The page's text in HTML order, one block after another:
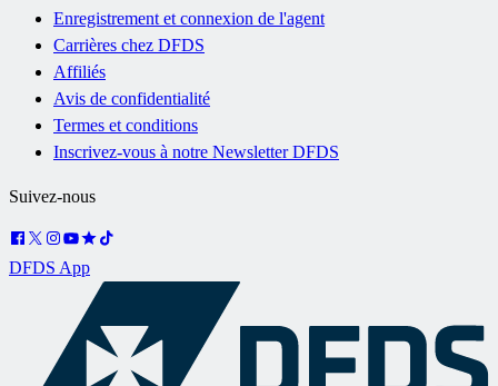
Enregistrement et connexion de l'agent
Carrières chez DFDS
Affiliés
Avis de confidentialité
Termes et conditions
Inscrivez-vous à notre Newsletter DFDS
Suivez-nous
DFDS App